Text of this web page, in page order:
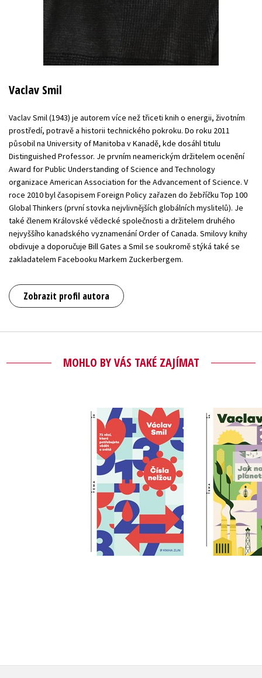
Vaclav Smil
Vaclav Smil (1943) je autorem více než třiceti knih o energii, životním
prostředí, potravě a historii technického pokroku. Do roku 2011
působil na University of Manitoba v Kanadě, kde dosáhl titulu
Distinguished Professor. Je prvním neamerickým držitelem ocenění
Award for Public Understanding of Science and Technology
organizace American Association for the Advancement of Science. V
roce 2010 byl časopisem Foreign Policy zařazen do žebříčku Top 100
Global Thinkers (první stovka nejvlivnějších globálních myslitelů). Je
také členem Královské vědecké společnosti a držitelem druhého
nejvyššího kanadského vyznamenání Order of Canada. Smilovy knihy
obdivuje a doporučuje Bill Gates a Smil se soukromě stýká také se
zakladatelem Facebooku Markem Zuckerbergem.
Zobrazit profil autora
MOHLO BY VÁS TAKÉ ZAJÍMAT
Čísla nelžou
Vaclav Smil
Do košíku
449 Kč
359 Kč
Jak
Vaclav
Do
399 Kč